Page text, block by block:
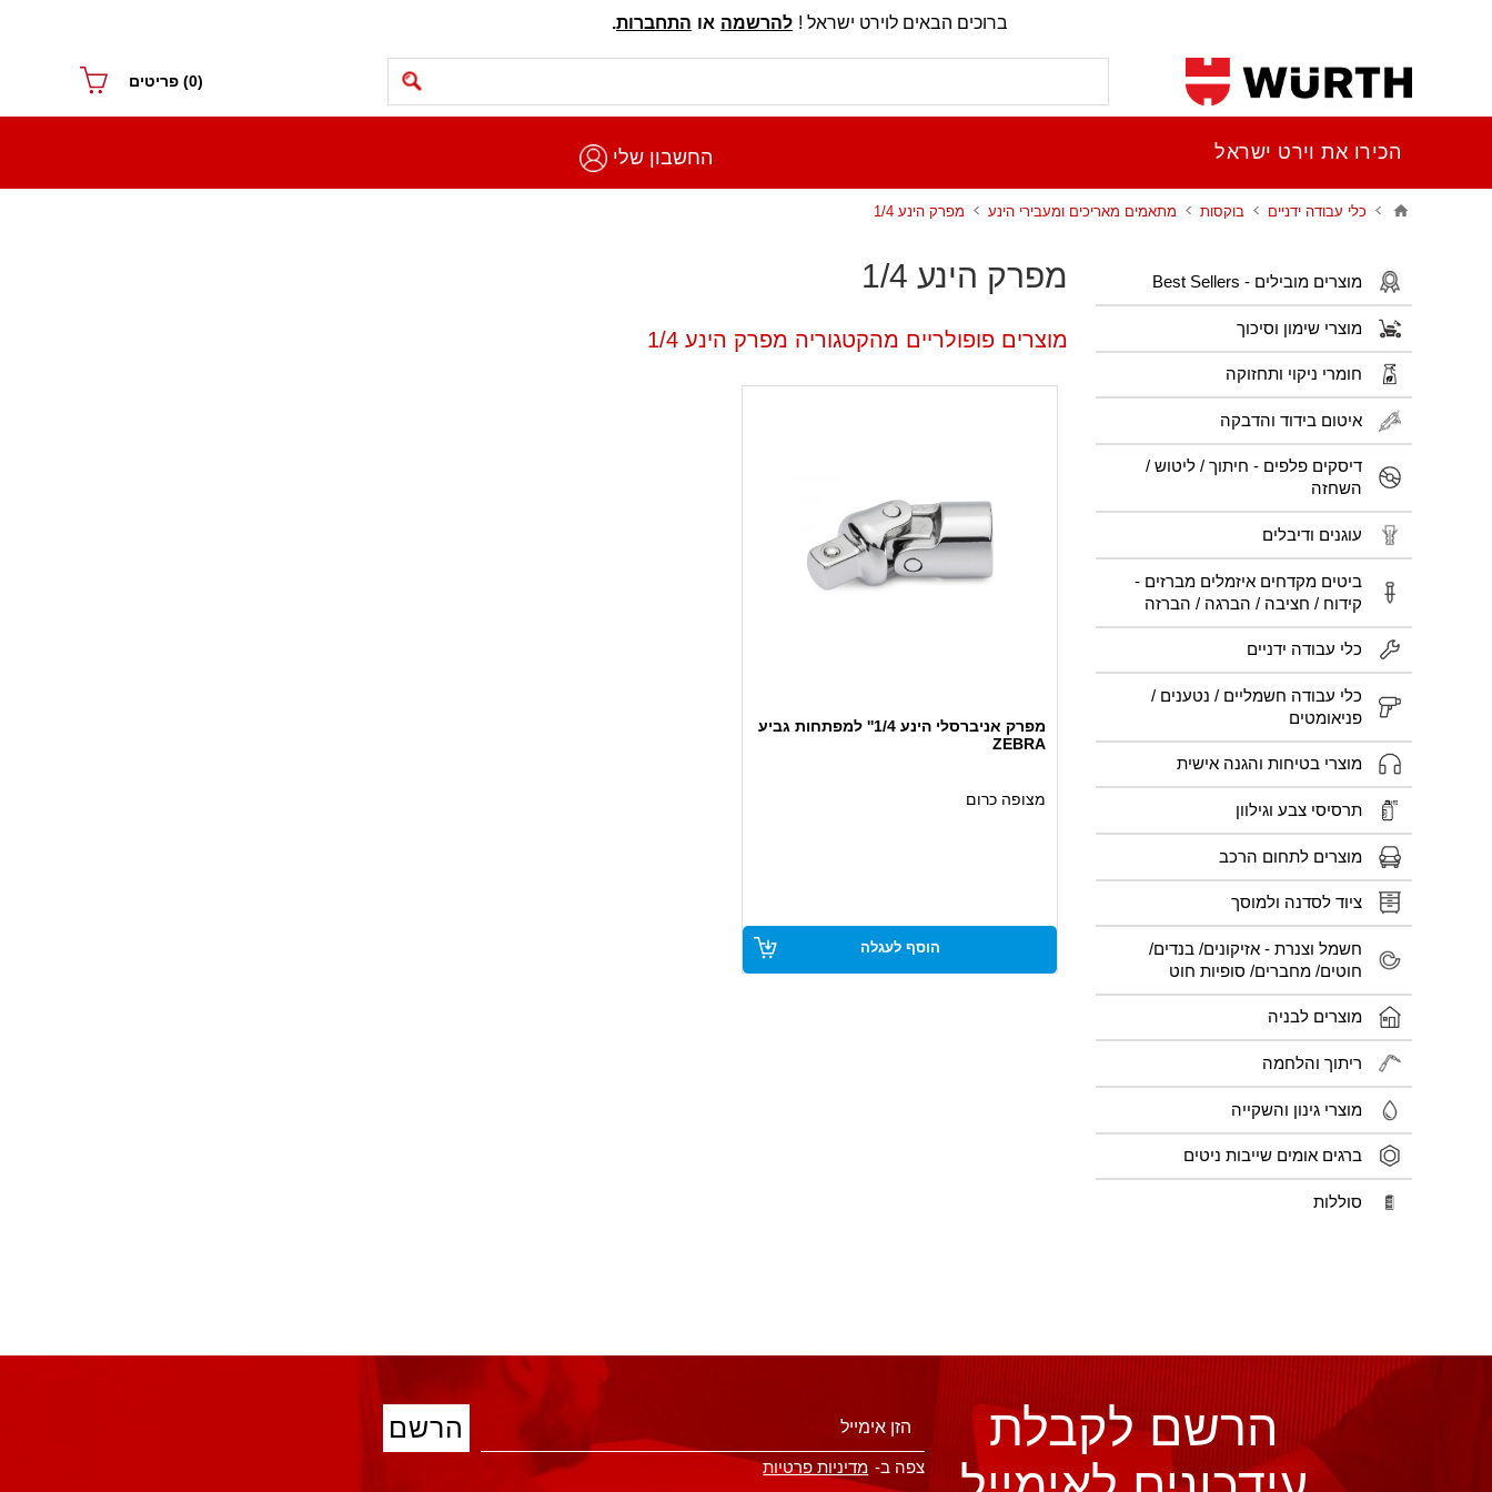
ברוכים הבאים לוירט ישראל ! להרשמה או התחברות.
(0) פריטים
מוצרים מובילים - Best Sellers
מוצרי שימון וסיכוך
חומרי ניקוי ותחזוקה
איטום בידוד והדבקה
דיסקים פלפים - חיתוך / ליטוש /
השחזה
עוגנים ודיבלים
ביטים מקדחים איזמלים מברזים -
קידוח / חציבה / הברגה / הברזה
כלי עבודה ידניים
כלי עבודה חשמליים / נטענים /
פניאומטים
מוצרי בטיחות והגנה אישית
תרסיסי צבע וגילוון
מוצרים לתחום הרכב
ציוד לסדנה ולמוסך
חשמל וצנרת - אזיקונים/ בנדים/
חוטים/ מחברים/ סופיות חוט
מוצרים לבניה
ריתוך והלחמה
מוצרי גינון והשקייה
ברגים אומים שייבות ניטים
סוללות
הכירו את וירט ישראל החשבון שלי
כלי עבודה ידניים בוקסות מתאמים מאריכים ומעבירי הינע מפרק הינע 1/4
מפרק הינע 1/4
מוצרים פופולריים מהקטגוריה מפרק הינע 1/4
מפרק אניברסלי הינע 1/4'' למפתחות גביע
ZEBRA
מצופה כרום
הוסף לעגלה
הרשם לקבלת
צפה ב- מדיניות פרטיות